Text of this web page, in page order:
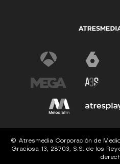
© Atresmedia Corporación de
Graciosa 13, 28703, S.S. de los